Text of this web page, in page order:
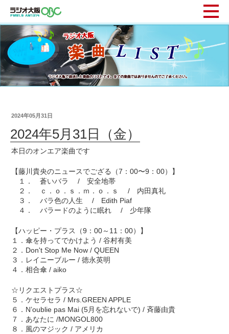
2024年05月31日
2024年5月31日（金）
本日のオンエア楽曲です
【藤川貴央のニュースでござる（7：00〜9：00）】
１． 蒼いバラ / 安全地帯
２． ｃ．ｏ．ｓ．ｍ．ｏ．ｓ / 内田真礼
３． バラ色の人生 / Edith Piaf
４． バラードのように眠れ / 少年隊
【ハッピー・プラス（9：00～11：00）】
１．傘を持ってでかけよう / 谷村有美
２．Don't Stop Me Now / QUEEN
３．レイニーブルー / 徳永英明
４．相合傘 / aiko
☆リクエストプラス☆
５．ケセラセラ / Mrs.GREEN APPLE
６．N’oublie pas Mai (5月を忘れないで) / 斉藤由貴
７．あなたに /MONGOL800
８．風のマジック / アメリカ